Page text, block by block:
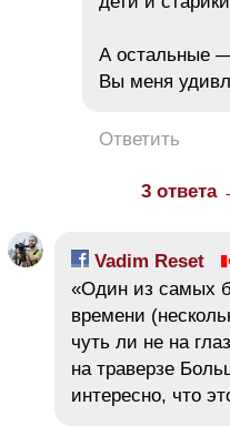
А остальные
Вы меня
Ответить
3 ответа
Vadim Reset
«Один из самых
времени
чуть ли не на
на траверзе
интересно, что